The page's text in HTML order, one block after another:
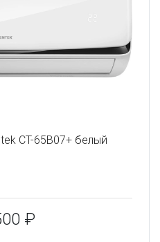
CT-65B07+ белый
₽